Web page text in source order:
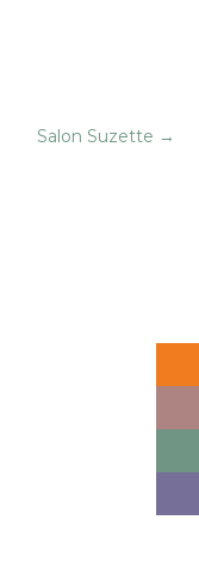
Salon Suzette →